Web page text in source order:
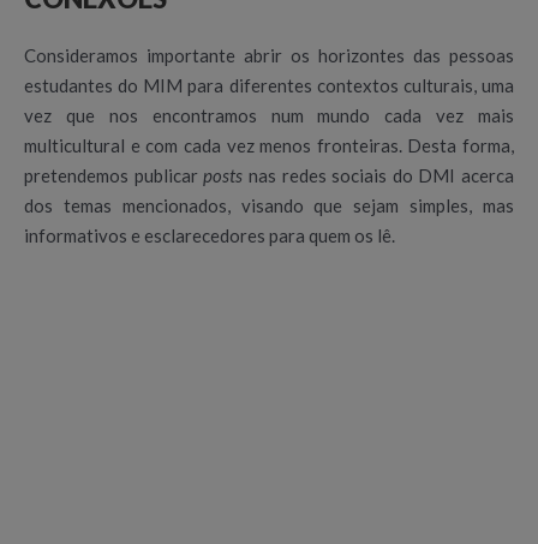
Consideramos importante abrir os horizontes das pessoas
estudantes do MIM para diferentes contextos culturais, uma
vez que nos encontramos num mundo cada vez mais
multicultural e com cada vez menos fronteiras. Desta forma,
pretendemos publicar posts nas redes sociais do DMI acerca
dos temas mencionados, visando que sejam simples, mas
informativos e esclarecedores para quem os lê.